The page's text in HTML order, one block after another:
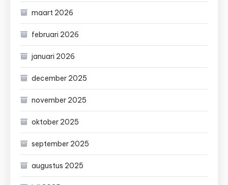
maart 2026
februari 2026
januari 2026
december 2025
november 2025
oktober 2025
september 2025
augustus 2025